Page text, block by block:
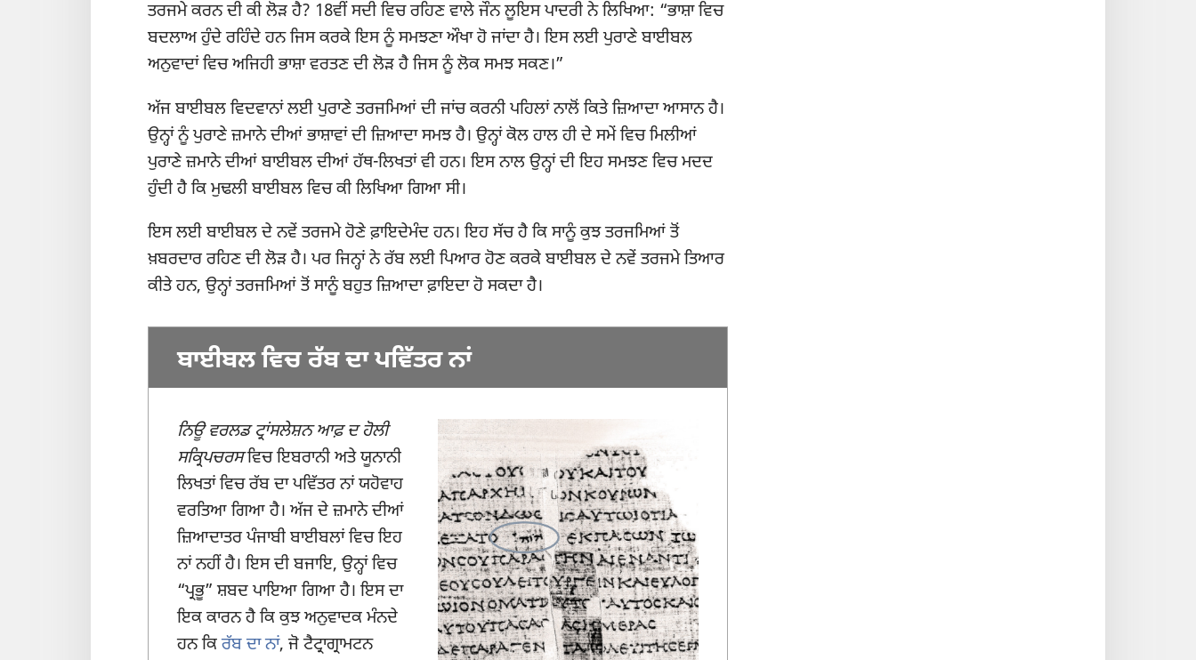
ਤਰਜਮੇ ਕਰਨ ਦੀ ਕੀ ਲੋੜ ਹੈ? 18ਵੀਂ ਸਦੀ ਵਿਚ ਰਹਿਣ ਵਾਲੇ ਜੌਨ ਲੂਇਸ ਪਾਦਰੀ ਨੇ ਲਿਖਿਆ: “ਭਾਸ਼ਾ ਵਿਚ
ਬਦਲਾਅ ਹੁੰਦੇ ਰਹਿੰਦੇ ਹਨ ਜਿਸ ਕਰਕੇ ਇਸ ਨੂੰ ਸਮਝਣਾ ਔਖਾ ਹੋ ਜਾਂਦਾ ਹੈ। ਇਸ ਲਈ ਪੁਰਾਣੇ ਬਾਈਬਲ
ਅਨੁਵਾਦਾਂ ਵਿਚ ਅਜਿਹੀ ਭਾਸ਼ਾ ਵਰਤਣ ਦੀ ਲੋੜ ਹੈ ਜਿਸ ਨੂੰ ਲੋਕ ਸਮਝ ਸਕਣ।”
ਅੱਜ ਬਾਈਬਲ ਵਿਦਵਾਨਾਂ ਲਈ ਪੁਰਾਣੇ ਤਰਜਮਿਆਂ ਦੀ ਜਾਂਚ ਕਰਨੀ ਪਹਿਲਾਂ ਨਾਲੋਂ ਕਿਤੇ ਜ਼ਿਆਦਾ ਆਸਾਨ ਹੈ।
ਉਨ੍ਹਾਂ ਨੂੰ ਪੁਰਾਣੇ ਜ਼ਮਾਨੇ ਦੀਆਂ ਭਾਸ਼ਾਵਾਂ ਦੀ ਜ਼ਿਆਦਾ ਸਮਝ ਹੈ। ਉਨ੍ਹਾਂ ਕੋਲ ਹਾਲ ਹੀ ਦੇ ਸਮੇਂ ਵਿਚ ਮਿਲੀਆਂ
ਪੁਰਾਣੇ ਜ਼ਮਾਨੇ ਦੀਆਂ ਬਾਈਬਲ ਦੀਆਂ ਹੱਥ-ਲਿਖਤਾਂ ਵੀ ਹਨ। ਇਸ ਨਾਲ ਉਨ੍ਹਾਂ ਦੀ ਇਹ ਸਮਝਣ ਵਿਚ ਮਦਦ
ਹੁੰਦੀ ਹੈ ਕਿ ਮੁਢਲੀ ਬਾਈਬਲ ਵਿਚ ਕੀ ਲਿਖਿਆ ਗਿਆ ਸੀ।
ਇਸ ਲਈ ਬਾਈਬਲ ਦੇ ਨਵੇਂ ਤਰਜਮੇ ਹੋਣੇ ਫ਼ਾਇਦੇਮੰਦ ਹਨ। ਇਹ ਸੱਚ ਹੈ ਕਿ ਸਾਨੂੰ ਕੁਝ ਤਰਜਮਿਆਂ ਤੋਂ
ਖ਼ਬਰਦਾਰ ਰਹਿਣ ਦੀ ਲੋੜ ਹੈ। ਪਰ ਜਿਨ੍ਹਾਂ ਨੇ ਰੱਬ ਲਈ ਪਿਆਰ ਹੋਣ ਕਰਕੇ ਬਾਈਬਲ ਦੇ ਨਵੇਂ ਤਰਜਮੇ ਤਿਆਰ
ਕੀਤੇ ਹਨ, ਉਨ੍ਹਾਂ ਤਰਜਮਿਆਂ ਤੋਂ ਸਾਨੂੰ ਬਹੁਤ ਜ਼ਿਆਦਾ ਫ਼ਾਇਦਾ ਹੋ ਸਕਦਾ ਹੈ।
ਬਾਈਬਲ ਵਿਚ ਰੱਬ ਦਾ ਪਵਿੱਤਰ ਨਾਂ
ਨਿਊ ਵਰਲਡ ਟ੍ਰਾਂਸਲੇਸ਼ਨ ਆਫ਼ ਦ ਹੋਲੀ
ਸਕ੍ਰਿਪਚਰਸਵਿਚ ਇਬਰਾਨੀ ਅਤੇ ਯੂਨਾਨੀ
ਲਿਖਤਾਂ ਵਿਚ ਰੱਬ ਦਾ ਪਵਿੱਤਰ ਨਾਂ ਯਹੋਵਾਹ
ਵਰਤਿਆ ਗਿਆ ਹੈ। ਅੱਜ ਦੇ ਜ਼ਮਾਨੇ ਦੀਆਂ
ਜ਼ਿਆਦਾਤਰ ਪੰਜਾਬੀ ਬਾਈਬਲਾਂ ਵਿਚ ਇਹ
ਨਾਂ ਨਹੀਂ ਹੈ। ਇਸ ਦੀ ਬਜਾਇ, ਉਨ੍ਹਾਂ ਵਿਚ
“ਪ੍ਰਭੂ” ਸ਼ਬਦ ਪਾਇਆ ਗਿਆ ਹੈ। ਇਸ ਦਾ
ਇਕ ਕਾਰਨ ਹੈ ਕਿ ਕੁਝ ਅਨੁਵਾਦਕ ਮੰਨਦੇ
ਹਨ ਕਿਰੱਬ ਦਾ ਨਾਂ, ਜੋ ਟੈਟ੍ਰਾਗ੍ਰਾਮਟਨ